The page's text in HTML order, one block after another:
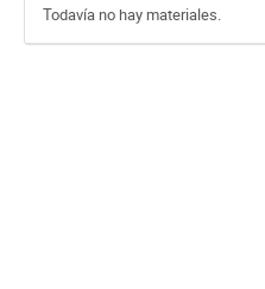
Todavía no hay materiales.